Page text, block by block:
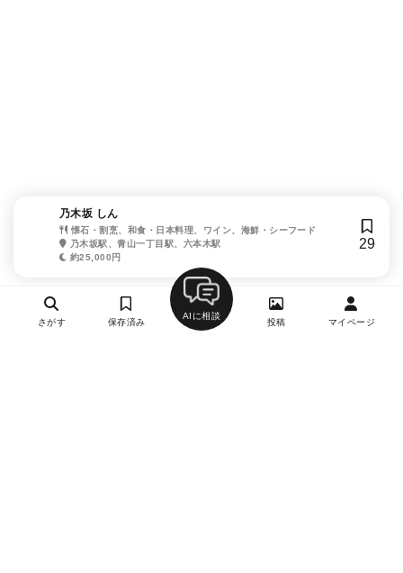
乃木坂 しん
懐石・割烹、和食・日本料理、ワイン、海鮮・シーフード
乃木坂駅、青山一丁目駅、六本木駅
約25,000円
29
さがす 保存済み
AIに相談
投稿 マイページ